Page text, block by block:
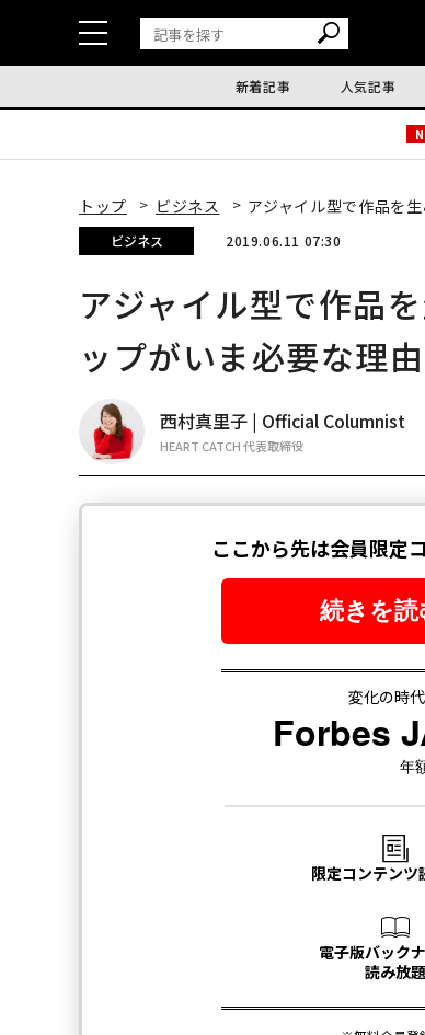
新着記事 人気記事
トップ ビジネス アジャイル型で作品を
ビジネス 2019.06.11 07:30
アジャイル型で作品
ップがいま必要な理由
西村真里子 | Official Columnist
HEART CATCH 代表取締役